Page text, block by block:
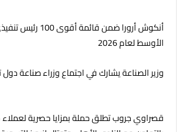
أنكوش أرورا ضمن قائمة
الأوسط لعام 2026
وزير الصناعة يشارك في اجتماع وزراء صناعة
قصراوي جروب تطلق حملة بمزايا حصرية